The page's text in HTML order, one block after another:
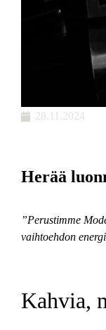
28.11.2024
Herää
”Perustimme
vaihtoehdon
Kahvia,